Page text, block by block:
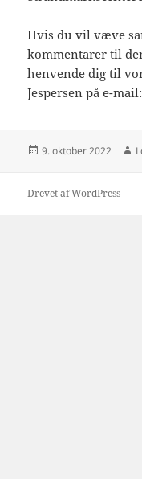
Hvis du vil væve
kommentarer til
henvende dig til
Jespersen på e-
Udgivet
9. oktober 2022
Drevet af WordPress